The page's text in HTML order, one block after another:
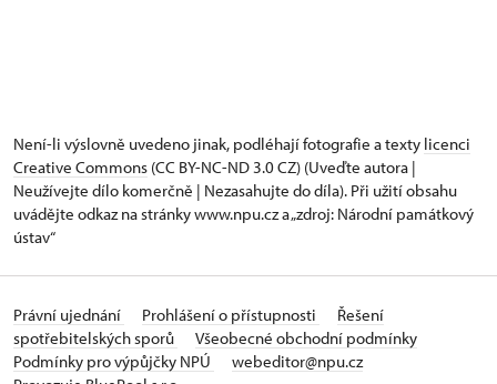
Není-li výslovně uvedeno jinak, podléhají fotografie a texty licenci
Creative Commons (CC BY-NC-ND 3.0 CZ) (Uveďte autora |
Neužívejte dílo komerčně | Nezasahujte do díla). Při užití obsahu
uvádějte odkaz na stránky www.npu.cz a „zdroj: Národní památkový
ústav“
Právní ujednání Prohlášení o přístupnosti
Řešení
spotřebitelských sporů
Všeobecné obchodní podmínky
Podmínky pro výpůjčky NPÚ
webeditor@npu.cz